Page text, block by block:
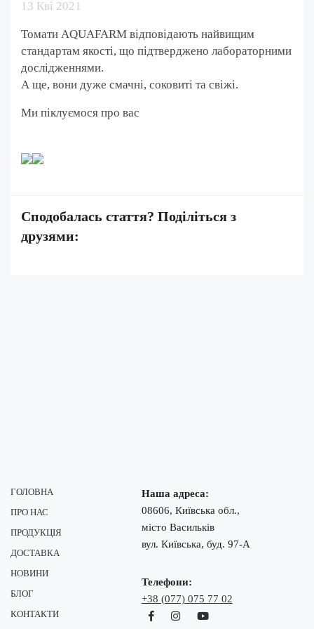
13 Кві 2021
Томати AQUAFARM відповідають найвищим
стандартам якості, що підтверджено лабораторними
дослідженнями.
А ще, вони дуже смачні, соковиті та свіжі.
Ми піклуємося про вас
Сподобалась стаття? Поділіться з
друзями:
ГОЛОВНА
ПРО НАС
ПРОДУКЦІЯ
ДОСТАВКА
НОВИНИ
БЛОГ
КОНТАКТИ
Наша адреса:
08606, Київська обл.,
місто Васильків
вул. Київська, буд. 97-А
Телефони:
+38 (077) 075 77 02